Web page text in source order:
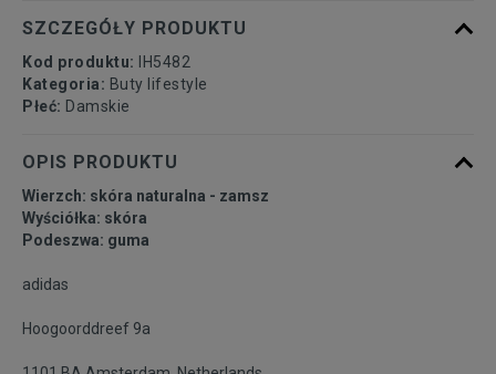
40 2/3 25,5 cm
41 1/3 26 cm
SZCZEGÓŁY PRODUKTU
Kod produktu:
IH5482
Kategoria: Buty lifestyle
Płeć: Damskie
OPIS PRODUKTU
Wierzch: skóra naturalna - zamsz
Wyściółka: skóra
Podeszwa: guma
adidas
Hoogoorddreef 9a